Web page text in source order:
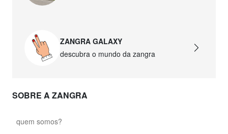
ZANGRA GALAXY
descubra o mundo da zangra
SOBRE A ZANGRA
quem somos?